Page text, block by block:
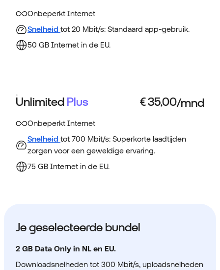
Onbeperkt Internet
Snelheid tot 20 Mbit/s: Standaard app-gebruik.
50 GB Internet in de EU.
Unlimited Plus
Onbeperkt Internet
Snelheid tot 700 Mbit/s: Superkorte laadtijden
zorgen voor een geweldige ervaring.
75 GB Internet in de EU.
Je geselecteerde bundel
2 GB Data Only in NL en EU.
Downloadsnelheden tot 300 Mbit/s, uploadsnelheden